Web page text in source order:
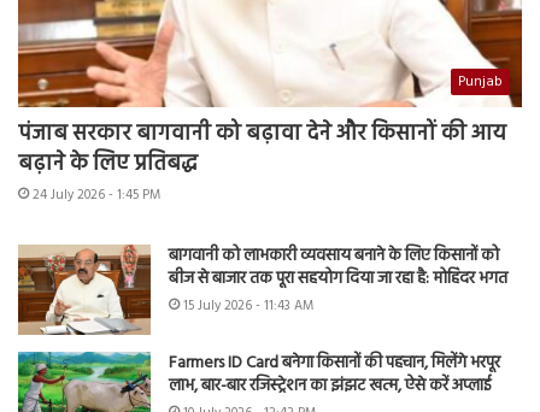
Punjab
पंजाब सरकार बागवानी को बढ़ावा देने और किसानों की आय
बढ़ाने के लिए प्रतिबद्ध
24 July 2026 - 1:45 PM
बागवानी को लाभकारी व्यवसाय बनाने के लिए किसानों को
बीज से बाजार तक पूरा सहयोग दिया जा रहा है: मोहिंदर भगत
15 July 2026 - 11:43 AM
Farmers ID Card बनेगा किसानों की पहचान, मिलेंगे भरपूर
लाभ, बार-बार रजिस्ट्रेशन का झंझट खत्म, ऐसे करें अप्लाई